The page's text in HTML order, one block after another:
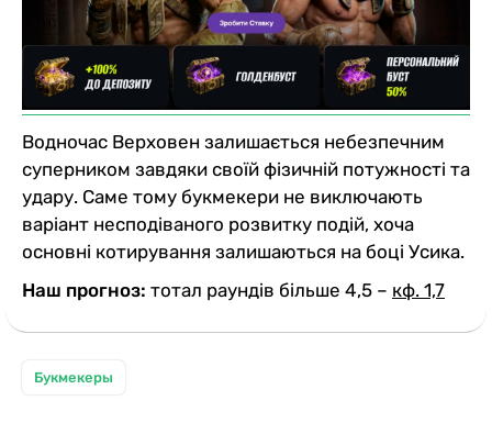
Водночас Верховен залишається небезпечним
суперником завдяки своїй фізичній потужності та
удару. Саме тому букмекери не виключають
варіант несподіваного розвитку подій, хоча
основні котирування залишаються на боці Усика.
Наш прогноз: тотал раундів більше 4,5 – кф. 1,7
Букмекеры